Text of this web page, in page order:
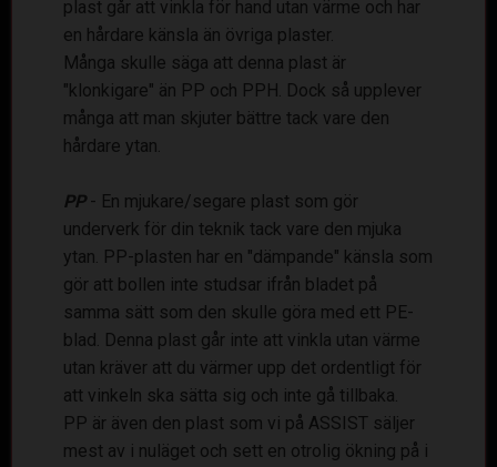
plast går att vinkla för hand utan värme och har
en hårdare känsla än övriga plaster.
Många skulle säga att denna plast är
"klonkigare" än PP och PPH. Dock så upplever
många att man skjuter bättre tack vare den
hårdare ytan.
PP - En mjukare/segare plast som gör
underverk för din teknik tack vare den mjuka
ytan. PP-plasten har en "dämpande" känsla som
gör att bollen inte studsar ifrån bladet på
samma sätt som den skulle göra med ett PE-
blad. Denna plast går inte att vinkla utan värme
utan kräver att du värmer upp det ordentligt för
att vinkeln ska sätta sig och inte gå tillbaka.
PP är även den plast som vi på ASSIST säljer
mest av i nuläget och sett en otrolig ökning på i